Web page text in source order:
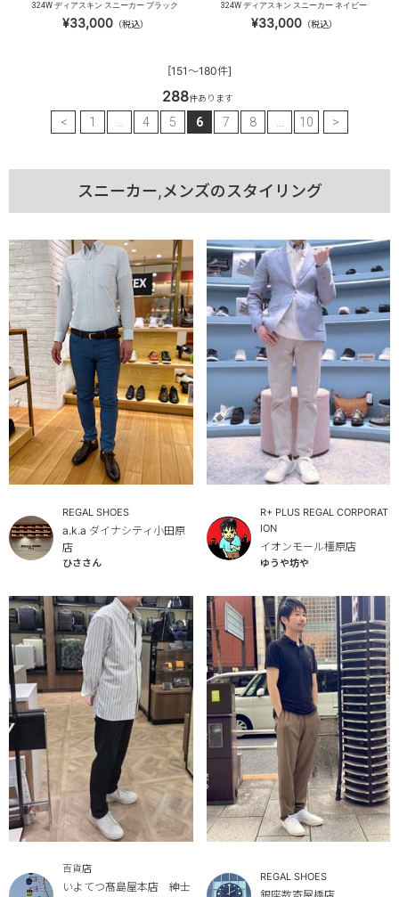
324W ディアスキン スニーカー ブラック
¥33,000（税込）
324W ディアスキン スニーカー ネイビー
¥33,000（税込）
[151～180件]
288件あります
< 1 … 4 5 6 7 8 … 10 >
スニーカー,メンズのスタイリング
REGAL SHOES
a.k.a ダイナシティ小田原
店
ひささん
R+ PLUS REGAL CORPORAT
ION
イオンモール橿原店
ゆうや坊や
百貨店
いよてつ髙島屋本店 紳士
REGAL SHOES